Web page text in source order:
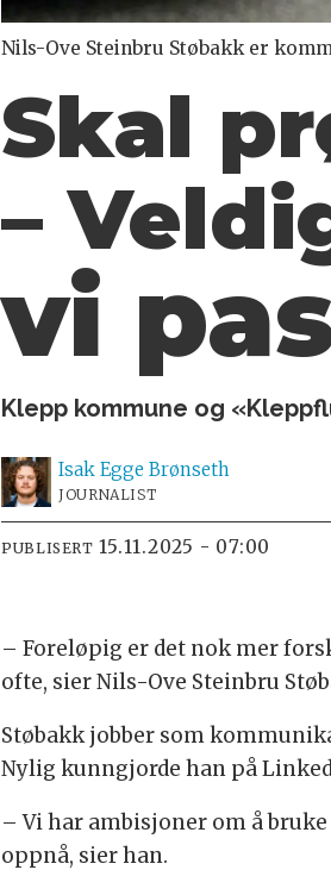
Nils-Ove Steinbru Støbakk er
Skal
–
vi
Klepp kommune og
Isak Egge Brønseth
JOURNALIST
PUBLISERT 15.11.2025 - 07:00
– Foreløpig er det nok mer
ofte, sier Nils-Ove Steinbru
Støbakk jobber som
Nylig kunngjorde han på
– Vi har ambisjoner om å
oppnå, sier han.